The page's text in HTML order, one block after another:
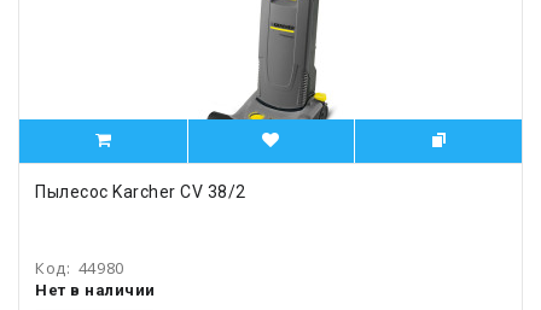
Пылесос Karcher CV 38/2
Код: 44980
Нет в наличии